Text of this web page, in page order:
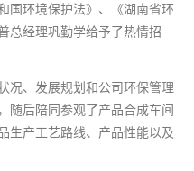
国环境保护法》、《湖南省环
总经理巩勤学给予了热情招
况、发展规划和公司环保管理
随后陪同参观了产品合成车间
生产工艺路线、产品性能以及